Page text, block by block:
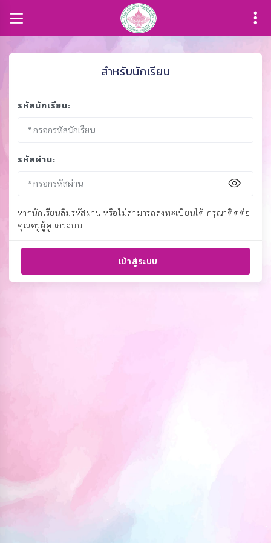
สำหรับนักเรียน
รหัสนักเรียน:
รหัสผ่าน:
หากนักเรียนลืมรหัสผ่าน หรือไม่สามารถลงทะเบียนได้ กรุณาติดต่อ
คุณครูผู้ดูแลระบบ
เข้าสู่ระบบ